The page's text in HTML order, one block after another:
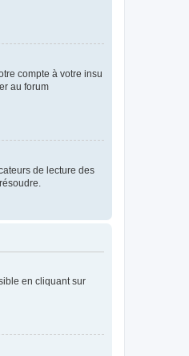
compte à votre insu
au forum
de lecture des
en cliquant sur